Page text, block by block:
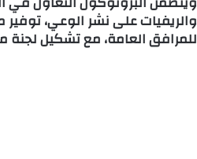
والريفيات على نشر الوعي،
للمرافق العامة، مع تشكيل لجنة